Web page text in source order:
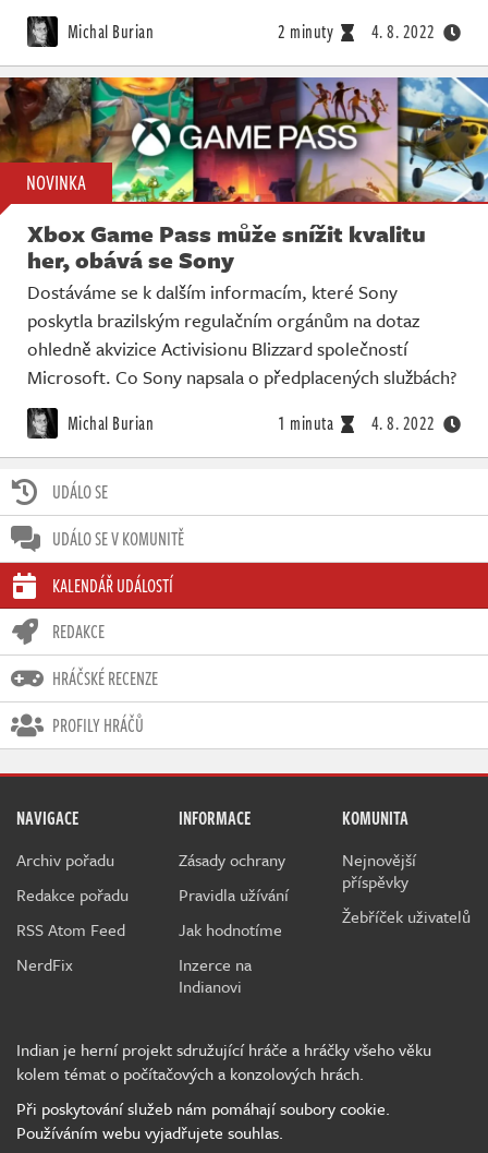
UDÁLO SE
UDÁLO SE V KOMUNITĚ
KALENDÁŘ UDÁLOSTÍ
REDAKCE
HRÁČSKÉ RECENZE
PROFILY HRÁČŮ
Michal Burian 2 minuty 4. 8. 2022
NOVINKA
Xbox Game Pass může snížit kvalitu
her, obává se Sony
Dostáváme se k dalším informacím, které Sony
poskytla brazilským regulačním orgánům na dotaz
ohledně akvizice Activisionu Blizzard společností
Microsoft. Co Sony napsala o předplacených službách?
Michal Burian 1 minuta 4. 8. 2022
NAVIGACE
Archiv pořadu
Redakce pořadu
RSS Atom Feed
NerdFix
INFORMACE
Zásady ochrany
Pravidla užívání
Jak hodnotíme
Inzerce na
Indianovi
KOMUNITA
Nejnovější
příspěvky
Žebříček uživatelů
Indian je herní projekt sdružující hráče a hráčky všeho věku
kolem témat o počítačových a konzolových hrách.
Při poskytování služeb nám pomáhají soubory cookie.
Používáním webu vyjadřujete souhlas.